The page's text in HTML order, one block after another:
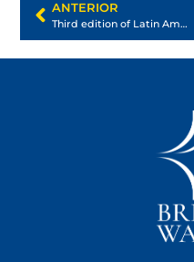
ANTERIOR
Third edition of Latin American Journal of European Studies has just been released